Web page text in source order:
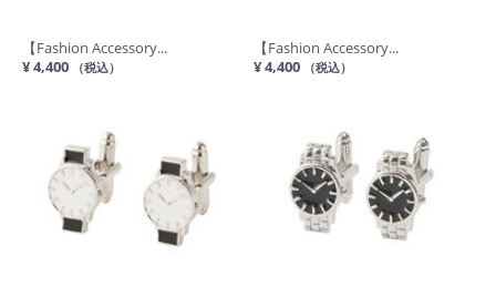
【Fashion Accessory...
¥ 4,400
（税込）
【Fashion Accessory...
¥ 4,400
（税込）